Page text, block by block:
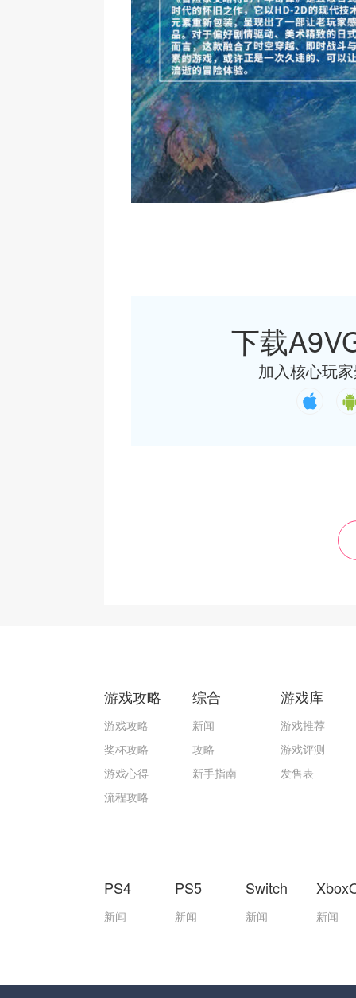
下载
加入核心玩
游戏攻略
游戏攻略
奖杯攻略
游戏心得
流程攻略
综合
新闻
攻略
新手指南
游戏库
游戏推荐
游戏评测
发售表
PS4
新闻
PS5
新闻
Switch
新闻 新闻